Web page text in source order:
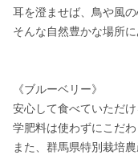
耳を澄ませば、鳥や風の
そんな自然豊かな場所
《ブルーベリー》
安心して食べていただ
学肥料は使わずにこだ
また、群馬県特別栽培